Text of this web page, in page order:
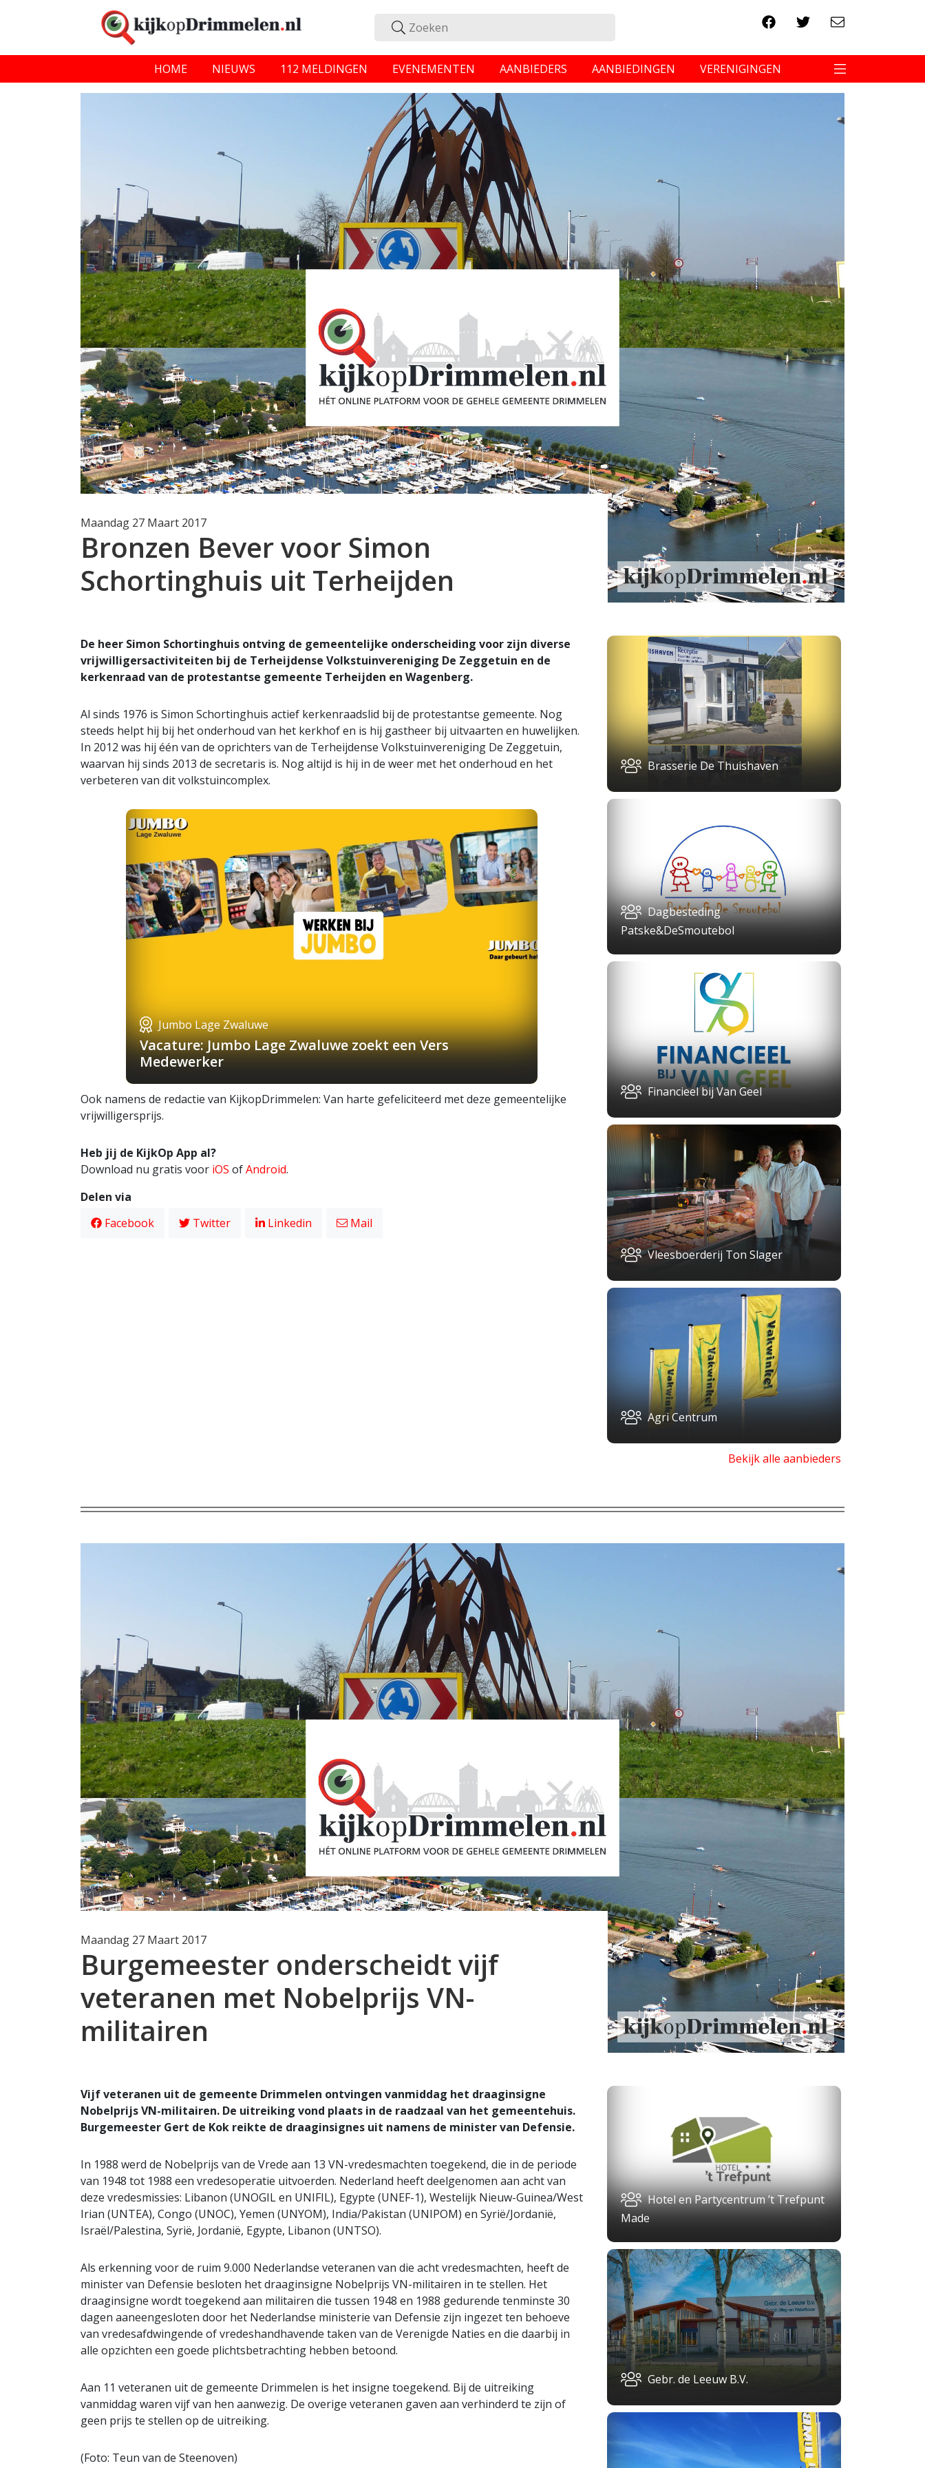
HOME NIEUWS 112 MELDINGEN EVENEMENTEN AANBIEDERS AANBIEDINGEN VERENIGINGEN
Maandag 27 Maart 2017
Bronzen Bever voor Simon
Schortinghuis uit Terheijden
De heer Simon Schortinghuis ontving de gemeentelijke onderscheiding voor zijn diverse
vrijwilligersactiviteiten bij de Terheijdense Volkstuinvereniging De Zeggetuin en de
kerkenraad van de protestantse gemeente Terheijden en Wagenberg.
Al sinds 1976 is Simon Schortinghuis actief kerkenraadslid bij de protestantse gemeente. Nog
steeds helpt hij bij het onderhoud van het kerkhof en is hij gastheer bij uitvaarten en huwelijken.
In 2012 was hij één van de oprichters van de Terheijdense Volkstuinvereniging De Zeggetuin,
waarvan hij sinds 2013 de secretaris is. Nog altijd is hij in de weer met het onderhoud en het
verbeteren van dit volkstuincomplex.
Jumbo Lage Zwaluwe
Vacature: Jumbo Lage Zwaluwe zoekt een Vers
Medewerker
Ook namens de redactie van KijkopDrimmelen: Van harte gefeliciteerd met deze gemeentelijke
vrijwilligersprijs.
Heb jij de KijkOp App al?
Download nu gratis voor iOS ofAndroid.
Delen via
Facebook
Twitter Linkedin Mail
Brasserie De Thuishaven
Dagbesteding
Patske&DeSmoutebol
Financieel bij Van Geel
Vleesboerderij Ton Slager
Agri Centrum
Bekijk alle aanbieders
Maandag 27 Maart 2017
Burgemeester onderscheidt vijf
veteranen met Nobelprijs VN-
militairen
Vijf veteranen uit de gemeente Drimmelen ontvingen vanmiddag het draaginsigne
Nobelprijs VN-militairen. De uitreiking vond plaats in de raadzaal van het gemeentehuis.
Burgemeester Gert de Kok reikte de draaginsignes uit namens de minister van Defensie.
In 1988 werd de Nobelprijs van de Vrede aan 13 VN-vredesmachten toegekend, die in de periode
van 1948 tot 1988 een vredesoperatie uitvoerden. Nederland heeft deelgenomen aan acht van
deze vredesmissies: Libanon (UNOGIL en UNIFIL), Egypte (UNEF-1), Westelijk Nieuw-Guinea/West
Irian (UNTEA), Congo (UNOC), Yemen (UNYOM), India/Pakistan (UNIPOM) en Syrië/Jordanië,
Israël/Palestina, Syrië, Jordanië, Egypte, Libanon (UNTSO).
Als erkenning voor de ruim 9.000 Nederlandse veteranen van die acht vredesmachten, heeft de
minister van Defensie besloten het draaginsigne Nobelprijs VN-militairen in te stellen. Het
draaginsigne wordt toegekend aan militairen die tussen 1948 en 1988 gedurende tenminste 30
dagen aaneengesloten door het Nederlandse ministerie van Defensie zijn ingezet ten behoeve
van vredesafdwingende of vredeshandhavende taken van de Verenigde Naties en die daarbij in
alle opzichten een goede plichtsbetrachting hebben betoond.
Aan 11 veteranen uit de gemeente Drimmelen is het insigne toegekend. Bij de uitreiking
vanmiddag waren vijf van hen aanwezig. De overige veteranen gaven aan verhinderd te zijn of
geen prijs te stellen op de uitreiking.
(Foto: Teun van de Steenoven)
Hotel en Partycentrum ’t Trefpunt
Made
Gebr. de Leeuw B.V.